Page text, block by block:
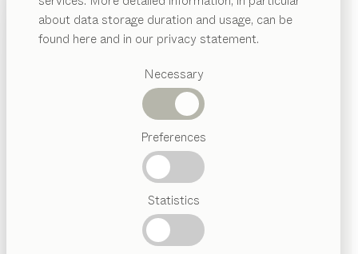
about data storage duration and usage, can be
found here and in our privacy statement.
Necessary
Preferences
Statistics
Catégories
suggérées
Artisanat
Autrichien
INSPIRATION
QUI SOMMES-NOUS
REVENDEUR
CONFIGURER
ESSENCES DE BOIS
Sauf stipulation contraire, toutes les surfaces en bois
sont traitées à l’huile naturelle.